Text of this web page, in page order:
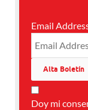
Email
Doy mi